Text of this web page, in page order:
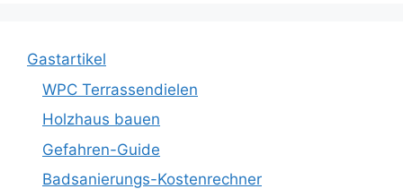
Gastartikel
WPC Terrassendielen
Holzhaus bauen
Gefahren-Guide
Badsanierungs-Kostenrechner